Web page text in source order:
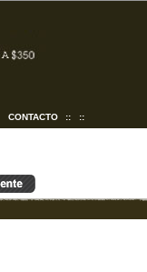
CONTACTO :: ::